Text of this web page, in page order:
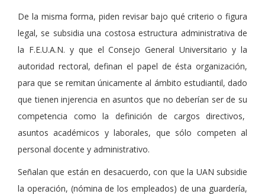
De la misma forma, piden revisar bajo qué criterio o figura
legal, se subsidia una costosa estructura administrativa de
la F.E.U.A.N. y que el Consejo General Universitario y la
autoridad rectoral, definan el papel de ésta organización,
para que se remitan únicamente al ámbito estudiantil, dado
que tienen injerencia en asuntos que no deberían ser de su
competencia como la definición de cargos directivos,
asuntos académicos y laborales, que sólo competen al
personal docente y administrativo.
Señalan que están en desacuerdo, con que la UAN subsidie
la operación, (nómina de los empleados) de una guardería,